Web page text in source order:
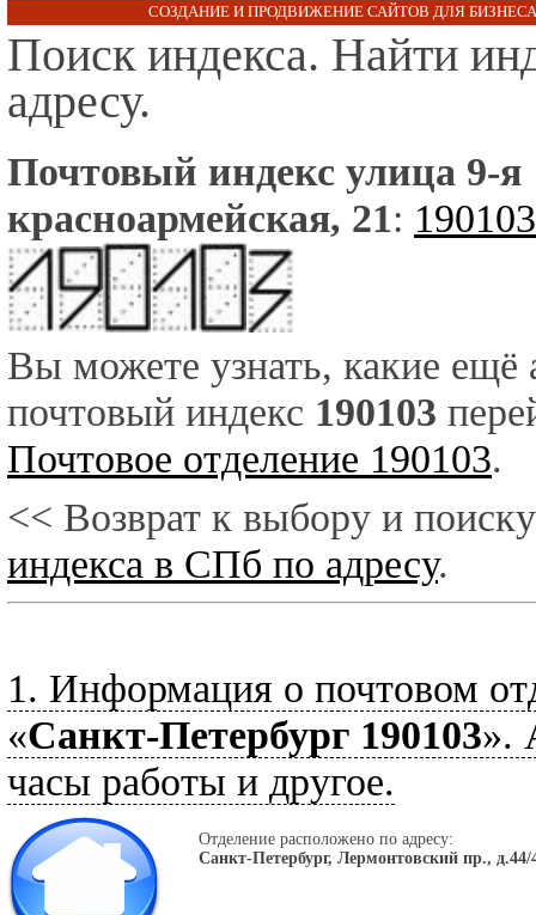
СОЗДАНИЕ И ПРОДВИЖЕНИЕ САЙТОВ ДЛЯ
Поиск индекса. Найти
адресу.
Почтовый индекс улица 9-я
красноармейская, 21: 190103
Вы можете узнать, какие ещё
почтовый индекс 190103
Почтовое отделение 190103.
<< Возврат к выбору и
индекса в СПб по адресу.
1. Информация о почтовом
«Санкт-Петербург 190103».
часы работы и другое.
Отделение расположено по адресу:
Санкт-Петербург, Лермонтовский пр., д.44/